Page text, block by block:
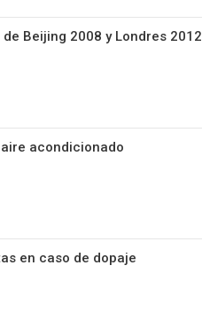
Beijing 2008 y Londres 2012
acondicionado
en caso de dopaje